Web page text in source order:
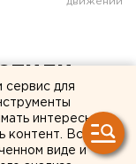
сервис для
интересы
контент. Вся
виде и